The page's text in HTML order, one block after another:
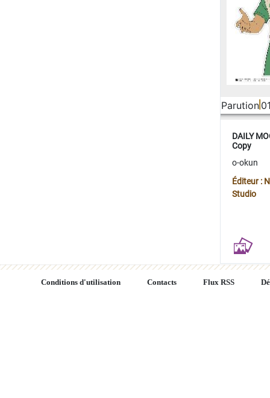
Parution
DAILY
Copy
o-okun
Éditeur :
Studio
Conditions d'utilisation Contacts Flux RSS